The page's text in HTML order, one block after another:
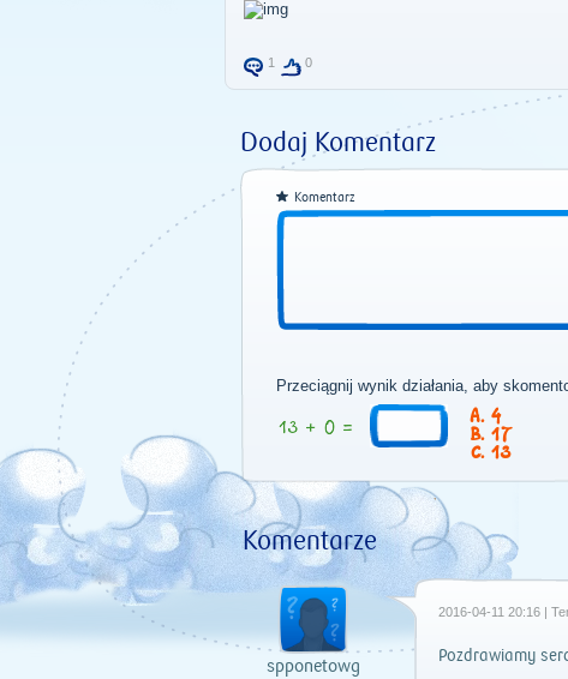
1 0
Dodaj Komentarz
Komentarz
Przeciągnij wynik działania, aby
4
17
13
Komentarze
spponetowg
2016-04-11 20:16 |
Pozdrawiamy